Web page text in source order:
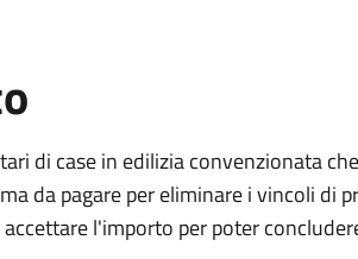
di case in edilizia convenzionata
da pagare per eliminare i vincoli di
l'importo per poter